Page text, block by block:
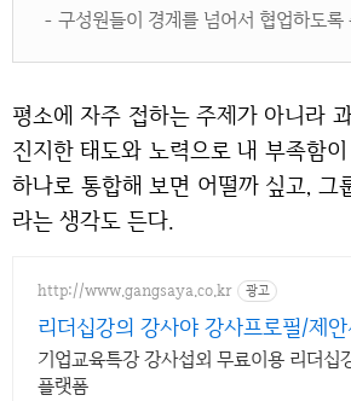
- 구성원들이 경계를 넘어서 협업하도록
평소에 자주 접하는 주제가 아니라 과정준비와 퍼실리테이션 구성에 고민이 많았던 과정이다. 학습자의
진지한 태도와 노력으로 내 부족함
하나로 통합해 보면 어떨까 싶고, 그
라는 생각도 든다.
http://www.gangsaya.co.kr 광고
리더십강의 강사야 강사프로필/제
기업교육특강 강사섭외 무료이용 리더
플랫폼